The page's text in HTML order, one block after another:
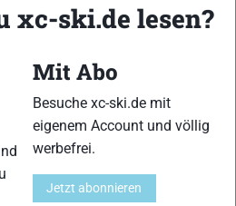
42
44
xc-ski.de lesen?
Mit Abo
Besuche xc-ski.de mit
eigenem Account und völlig
werbefrei.
Jetzt abonnieren